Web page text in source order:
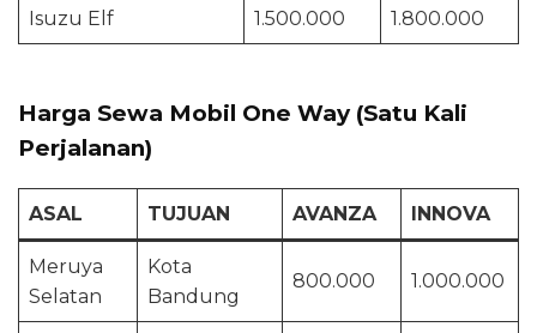
Isuzu Elf 1.500.000 1.800.000
Harga Sewa Mobil One Way (Satu Kali
Perjalanan)
ASAL TUJUAN AVANZA INNOVA
Meruya
Selatan
Kota
Bandung
800.000 1.000.000